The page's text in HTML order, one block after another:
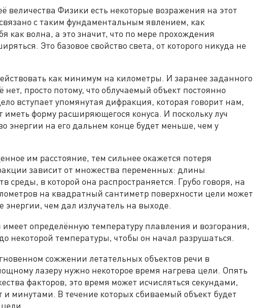
величества Физики есть некоторые возражения на этот
с таким фундаментальным явлением, как
как волна, а это значит, что по мере прохождения
Это базовое свойство света, от которого никуда не
как минимум на километры. И заранее заданного
нет, просто потому, что облучаемый объект постоянно
вступает упомянутая дифракция, которая говорит нам,
форму расширяющегося конуса. И поскольку луч
энергии на его дальнем конце будет меньше, чем у
им расстояние, тем сильнее окажется потеря
зависит от множества переменных: длины
среды, в которой она распространяется. Грубо говоря, на
на квадратный сантиметр поверхности цели может
энергии, чем дал излучатель на выходе.
определённую температуру плавления и возгорания,
некоторой температуры, чтобы он начал разрушаться.
сожжении летательных объектов речи в
лазеру нужно некоторое время нагрева цели. Опять
факторов, это время может исчисляться секундами,
и минутами. В течение которых сбиваемый объект будет